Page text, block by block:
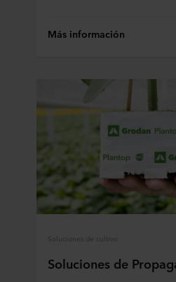
Más información
Soluciones de cultivo
Soluciones de